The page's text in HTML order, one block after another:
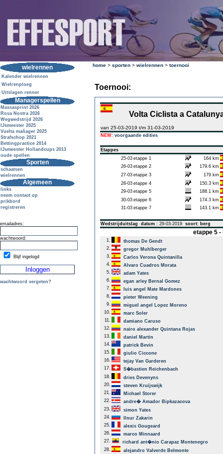
wielrennen
Kalender wielrennen
Wielrenploeg
Uitslagen renner
Managerspellen
Massasprint 2026
Rosa Nostra 2026
Wegwedstrijd 2026
IJsmeester 2025
Vuelta mañager 2025
Strafschop 2021
Bettingpractice 2014
IJsmeester Hollandcups 2013
oude spellen
Sporten
schaatsen
wielrennen
Algemeen
links
neem contact op
prikbord
registreren
emailadres:
wachtwoord:
Blijf ingelogd
wachtwoord vergeten?
home > sporten > wielrennen > toernooi
Toernooi:
Volta Ciclista a
van 25-03-2019 t/m 31-03-2019
NEW: voorgaande edities
Etappes
25-03 etappe 1
164 km
26-03 etappe 2
179.6 km
27-03 etappe 3
179 km
28-03 etappe 4
150.3 km
29-03 etappe 5
188.1 km
30-03 etappe 6
174.3 km
31-03 etappe 7 143.1 km
Wedstrijduitslag datum : 29-03-2019 soort: berg
etappe 5
1.
thomas De Gendt
2.
gregor Muhlberger
3.
Carlos Verona Quintanilla
4.
Alvaro Cuadros Morata
5.
adam Yates
6.
egan arley Bernal Gomez
7.
luis angel Mate Mardones
8.
pieter Weening
9.
miguel angel Lopez Moreno
10.
marc Soler
11.
damiano Caruso
12.
nairo alexander Quintana Rojas
13.
daniel Martin
14.
patrick Bevin
15.
giulio Ciccone
16.
tejay Van Garderen
17.
S�bastien Reichenbach
18.
dries Devenyns
20.
steven Kruijswijk
21.
Michael Storer
22.
andre� Amador Bipkazacova
23.
simon Yates
24.
Ilnur Zakarin
25.
alexis Gougeard
26.
marco Minnaard
27.
richard ant�nio Carapaz Montenegro
28.
alejandro Valverde Belmonte